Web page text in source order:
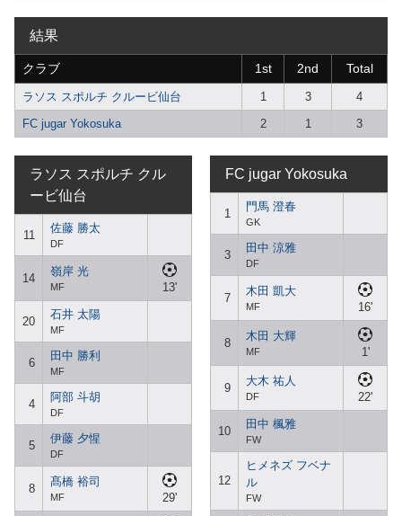
結果
クラブ 1st 2nd Total
ラソス スポルチ クルービ仙台 1 3
4
FC jugar Yokosuka
2 1 3
ラソス スポルチ クル
ービ仙台
11
佐藤 勝太
DF
14
嶺岸 光
MF 13'
20
石井 太陽
MF
6
田中 勝利
MF
4
阿部 斗胡
DF
5
伊藤 夕惺
DF
8
髙橋 裕司
MF 29'
FC jugar Yokosuka
1
門馬 澄春
GK
3
田中 涼雅
DF
7
木田 凱大
MF 16'
8
木田 大輝
MF 1'
9
大木 祐人
DF 22'
10
田中 楓雅
FW
12
ヒメネズ フベナ
ル
FW